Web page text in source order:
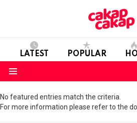
LATEST POPULAR
No featured entries match the criteria.
For more information please refer to the